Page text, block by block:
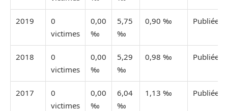
2019
0
victimes
0,00
‰
5,75
‰
0,90 ‰ Publiée
2018
0
victimes
0,00
‰
5,29
‰
0,98 ‰ Publiée
2017
0
victimes
0,00
‰
6,04
‰
1,13 ‰ Publiée